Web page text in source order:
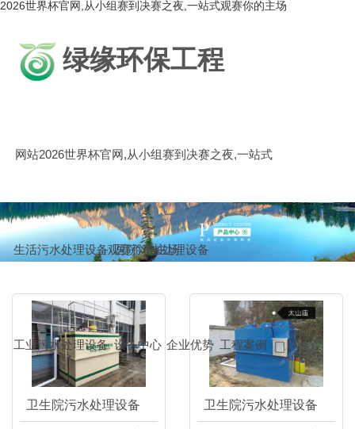
2026世界杯官网,从小组赛到决赛之夜,一站式观赛你的主场
绿缘环保工程
网站2026世界杯官网,从小组赛到决赛之夜,一站式
观赛你的主场
生活污水处理设备 医院污水处理设备
工业污水处理设备 设备中心 企业优势 工程案例
卫生院污水处理设备 卫生院污水处理设备